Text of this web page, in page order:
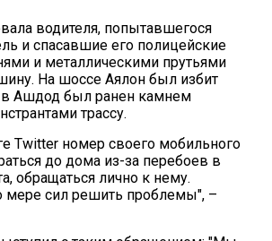
водителя, попытавшегося
и спасавшие его полицейские
и металлическими прутьями
На шоссе Аялон был избит
Ашдод был ранен камнем
трассу.
Twitter номер своего мобильного
до дома из-за перебоев в
обращаться лично к нему.
сил решить проблемы", –